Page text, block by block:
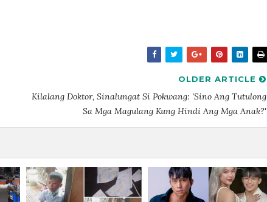
OLDER ARTICLE
Kilalang Doktor, Sinalungat Si Pokwang: 'Sino Ang Tutulong
Sa Mga Magulang Kung Hindi Ang Mga Anak?'